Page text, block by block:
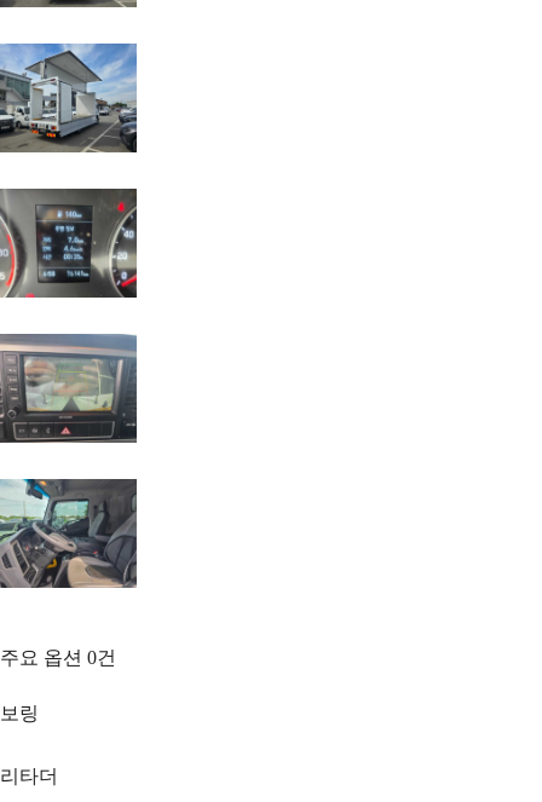
주요 옵션 0건
보링
리타더